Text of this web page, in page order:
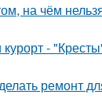
на чём
-
ремонт